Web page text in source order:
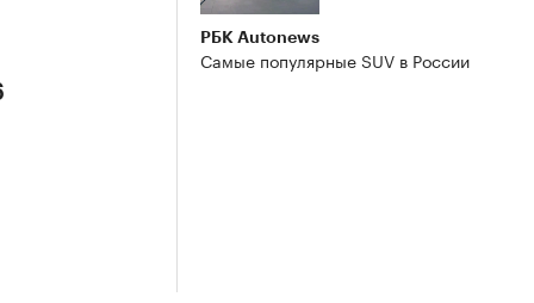
РБК Autonews
Самые популярные SUV в России